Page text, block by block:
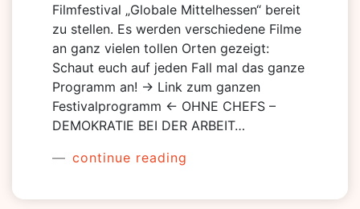
Filmfestival „Globale Mittelhessen“ bereit
zu stellen. Es werden verschiedene Filme
an ganz vielen tollen Orten gezeigt:
Schaut euch auf jeden Fall mal das ganze
Programm an! -> Link zum ganzen
Festivalprogramm <- OHNE CHEFS –
DEMOKRATIE BEI DER ARBEIT…
continue reading